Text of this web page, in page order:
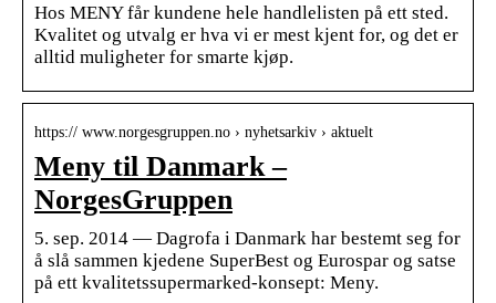
Hos MENY får kundene hele handlelisten på ett sted.
Kvalitet og utvalg er hva vi er mest kjent for, og det er
alltid muligheter for smarte kjøp.
https:// www.norgesgruppen.no › nyhetsarkiv › aktuelt
Meny til Danmark –
NorgesGruppen
5. sep. 2014 — Dagrofa i Danmark har bestemt seg for
å slå sammen kjedene SuperBest og Eurospar og satse
på ett kvalitetssupermarked-konsept: Meny.